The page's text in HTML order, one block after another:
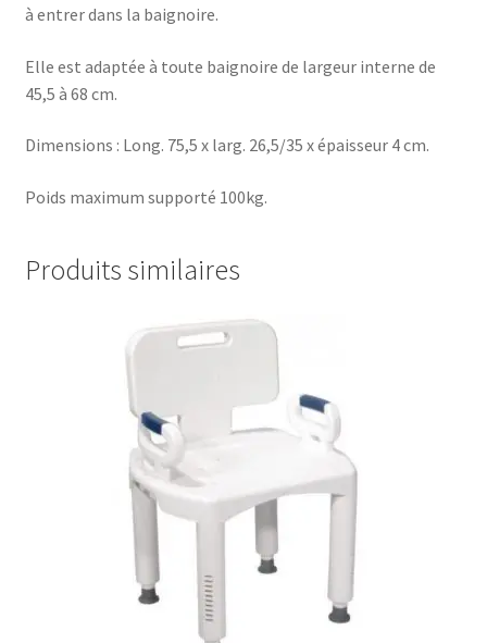
à entrer dans la baignoire.
Elle est adaptée à toute baignoire de largeur interne de
45,5 à 68 cm.
Dimensions : Long. 75,5 x larg. 26,5/35 x épaisseur 4 cm.
Poids maximum supporté 100kg.
Produits similaires